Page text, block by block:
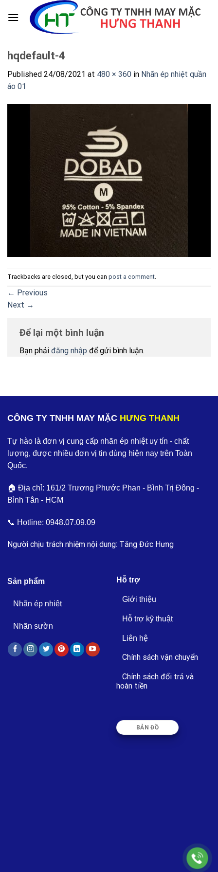
hqdefault-4
Published 24/08/2021 at 480 × 360 in Nhãn ép nhiệt quần
áo 01
Trackbacks are closed, but you can post a comment.
← Previous
Next →
Để lại một bình luận
Bạn phải đăng nhập để gửi bình luận.
CÔNG TY TNHH MAY MẶC HƯNG THANH
Tự hào là đơn vị cung cấp nhãn ép nhiệt uy tín - chất
lượng, được nhiều đơn vị tin dùng hiện nay trên Toàn
Quốc.
🏠 Địa chỉ: 161/2 Trương Phước Phan - Bình Trị Đông -
Bình Tân - HCM
📞 Hotline: 0948.07.09.09
Người chịu trách nhiệm nội dung: Tăng Đức Hưng
Sản phẩm
Nhãn ép nhiệt
Nhãn sườn
Hỗ trợ
Giới thiệu
Hỗ trợ kỹ thuật
Liên hệ
Chính sách vận chuyển
Chính sách đổi trả và
hoàn tiền
BẢN ĐỒ